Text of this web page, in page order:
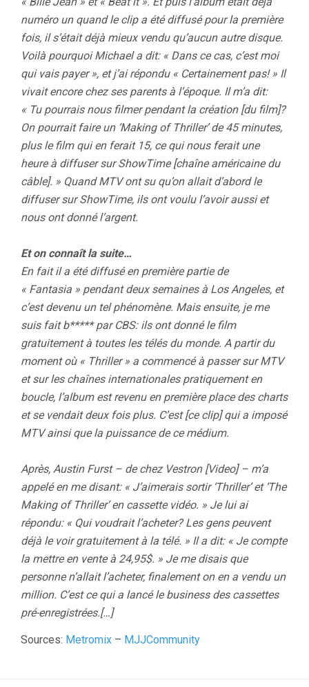
numéro un quand le clip a été diffusé pour la première
fois, il s’était déjà mieux vendu qu’aucun autre disque.
Voilà pourquoi Michael a dit: « Dans ce cas, c’est moi
qui vais payer », et j’ai répondu « Certainement pas! » Il
vivait encore chez ses parents à l’époque. Il m’a dit:
« Tu pourrais nous filmer pendant la création [du film]?
On pourrait faire un ‘Making of Thriller’ de 45 minutes,
plus le film qui en ferait 15, ce qui nous ferait une
heure à diffuser sur ShowTime [chaîne américaine du
câble]. » Quand MTV ont su qu’on allait d’abord le
diffuser sur ShowTime, ils ont voulu l’avoir aussi et
nous ont donné l’argent.
Et on connaît la suite…
En fait il a été diffusé en première partie de
« Fantasia » pendant deux semaines à Los Angeles, et
c’est devenu un tel phénomène. Mais ensuite, je me
suis fait b***** par CBS: ils ont donné le film
gratuitement à toutes les télés du monde. A partir du
moment où « Thriller » a commencé à passer sur MTV
et sur les chaînes internationales pratiquement en
boucle, l’album est revenu en première place des charts
et se vendait deux fois plus. C’est [ce clip] qui a imposé
MTV ainsi que la puissance de ce médium.
Après, Austin Furst – de chez Vestron [Video] – m’a
appelé en me disant: « J’aimerais sortir ‘Thriller’ et ‘The
Making of Thriller’ en cassette vidéo. » Je lui ai
répondu: « Qui voudrait l’acheter? Les gens peuvent
déjà le voir gratuitement à la télé. » Il a dit: « Je compte
la mettre en vente à 24,95$. » Je me disais que
personne n’allait l’acheter, finalement on en a vendu un
million. C’est ce qui a lancé le business des cassettes
pré-enregistrées.[…]
Sources: Metromix – MJJCommunity